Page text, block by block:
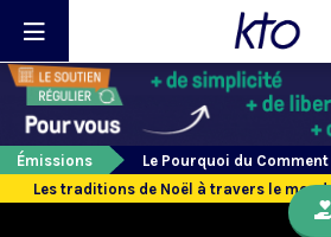
Émissions
Le Pourquoi du Comment
Les traditions de Noël à travers le